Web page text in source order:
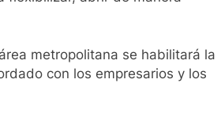
metropolitana se habilitará la
con los empresarios y los